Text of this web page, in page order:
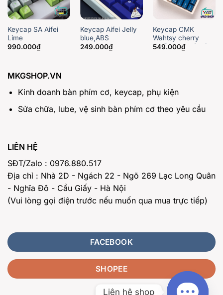
Keycap SA Aifei
Lime
990.000₫
Keycap Aifei Jelly
blue,ABS
doubleshot
249.000₫
Keycap CMK
Wahtsy cherry
profile, 171 nút bàn
549.000₫
MKGSHOP.VN
Kinh doanh bàn phím cơ, keycap, phụ kiện
Sửa chữa, lube, vệ sinh bàn phím cơ theo yêu cầu
LIÊN HỆ
SĐT/Zalo : 0976.880.517
Địa chỉ : Nhà 2D - Ngách 22 - Ngõ 269 Lạc Long Quân
- Nghĩa Đô - Cầu Giấy - Hà Nội
(Vui lòng gọi điện trước nếu muốn qua mua trực tiếp)
FACEBOOK
SHOPEE
Liên hệ shop